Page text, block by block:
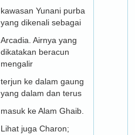
kawasan Yunani purba
yang dikenali sebagai
Arcadia. Airnya yang
dikatakan beracun
mengalir
terjun ke dalam gaung
yang dalam dan terus
masuk ke Alam Ghaib.
Lihat juga Charon;